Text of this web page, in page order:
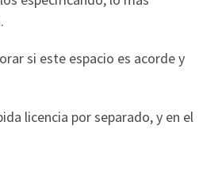
si este espacio es acorde y
licencia por separado, y en el